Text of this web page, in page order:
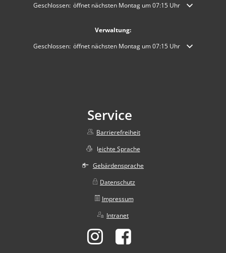
Klicken, um weitere Öffnungs- oder Schließzeiten auszublenden
Geschlossen: öffnet nächsten Montag um 07:15 Uhr
Verwaltung:
Klicken, um weitere Öffnungs- oder Schließzeiten auszublenden
Geschlossen: öffnet nächsten Montag um 07:15 Uhr
Service
Barrierefreiheit
leichte Sprache
Gebärdensprache
Datenschutz
Impressum
Intranet